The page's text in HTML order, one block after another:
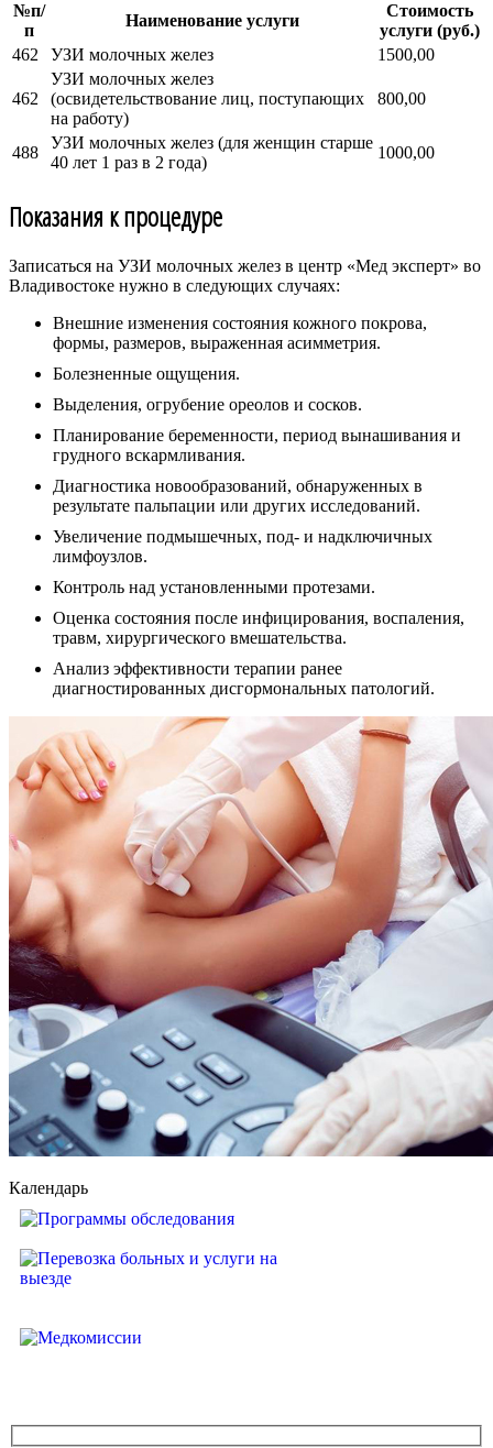
№п/
п
Наименование услуги
Стоимость
услуги (руб.)
462
УЗИ молочных желез 1500,00
462
УЗИ молочных желез
(освидетельствование лиц, поступающих
на работу)
800,00
488
УЗИ молочных желез (для женщин старше
40 лет 1 раз в 2 года)
1000,00
Показания к процедуре
Записаться на УЗИ молочных желез в центр «Мед эксперт» во
Владивостоке нужно в следующих случаях:
Внешние изменения состояния кожного покрова,
формы, размеров, выраженная асимметрия.
Болезненные ощущения.
Выделения, огрубение ореолов и сосков.
Планирование беременности, период вынашивания и
грудного вскармливания.
Диагностика новообразований, обнаруженных в
результате пальпации или других исследований.
Увеличение подмышечных, под- и надключичных
лимфоузлов.
Контроль над установленными протезами.
Оценка состояния после инфицирования, воспаления,
травм, хирургического вмешательства.
Анализ эффективности терапии ранее
диагностированных дисгормональных патологий.
Календарь